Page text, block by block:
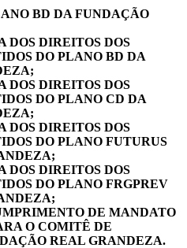
BD DA FUNDAÇÃO
DOS DIREITOS DOS
DO PLANO BD DA
DOS DIREITOS DOS
DO PLANO CD DA
DOS DIREITOS DOS
DO PLANO FUTURUS
DOS DIREITOS DOS
DO PLANO FRGPREV
DE MANDATO
O COMITÊ DE
REAL GRANDEZA.